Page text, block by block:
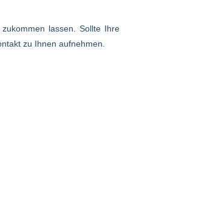
lassen. Sollte Ihre
zu Ihnen aufnehmen.